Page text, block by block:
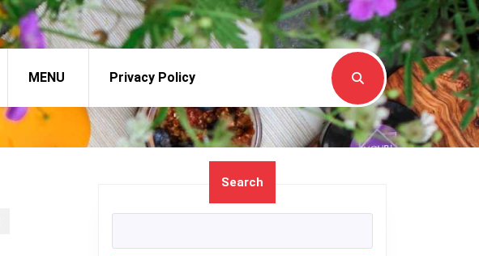
MENU Privacy Policy
Search